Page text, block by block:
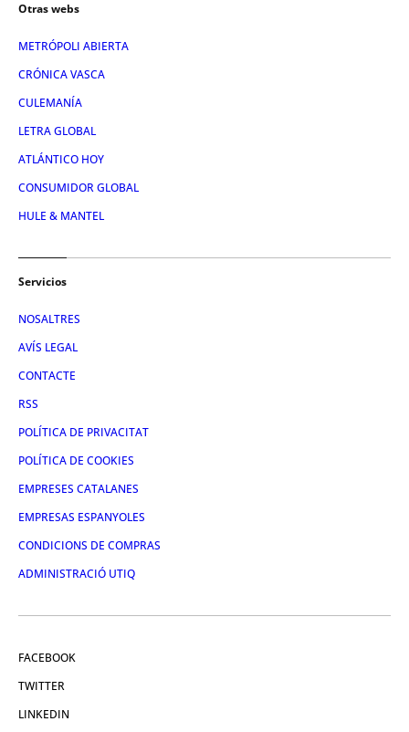
Otras webs
METRÓPOLI ABIERTA
CRÓNICA VASCA
CULEMANÍA
LETRA GLOBAL
ATLÁNTICO HOY
CONSUMIDOR GLOBAL
HULE & MANTEL
Servicios
NOSALTRES
AVÍS LEGAL
CONTACTE
RSS
POLÍTICA DE PRIVACITAT
POLÍTICA DE COOKIES
EMPRESES CATALANES
EMPRESAS ESPANYOLES
CONDICIONS DE COMPRAS
ADMINISTRACIÓ UTIQ
FACEBOOK
TWITTER
LINKEDIN